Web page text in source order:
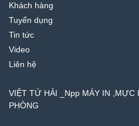
Khách hàng
Tuyển dụng
Tin tức
Video
Liên hệ
VIỆT TỨ HẢI _Npp MÁY IN ,MỰC
PHÒNG